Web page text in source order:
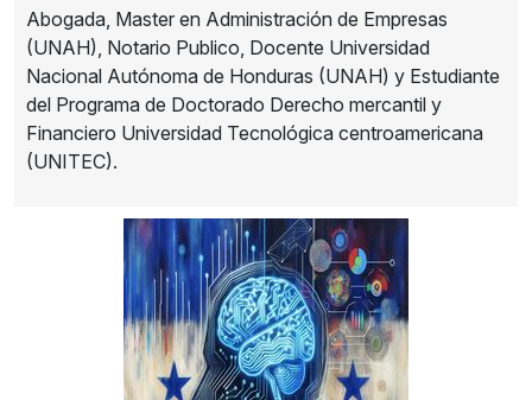
Abogada, Master en Administración de Empresas
(UNAH), Notario Publico, Docente Universidad
Nacional Autónoma de Honduras (UNAH) y Estudiante
del Programa de Doctorado Derecho mercantil y
Financiero Universidad Tecnológica centroamericana
(UNITEC).